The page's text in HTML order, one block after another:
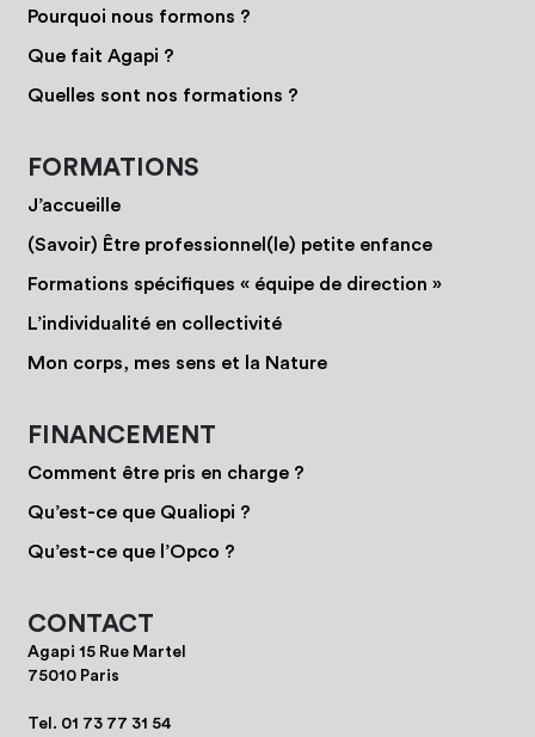
Pourquoi nous formons ?
Que fait Agapi ?
Quelles sont nos formations ?
FORMATIONS
J’accueille
(Savoir) Être professionnel(le) petite enfance
Formations spécifiques « équipe de direction »
L’individualité en collectivité
Mon corps, mes sens et la Nature
FINANCEMENT
Comment être pris en charge ?
Qu’est-ce que Qualiopi ?
Qu’est-ce que l’Opco ?
CONTACT
Agapi 15 Rue Martel
75010 Paris
Tel. 01 73 77 31 54